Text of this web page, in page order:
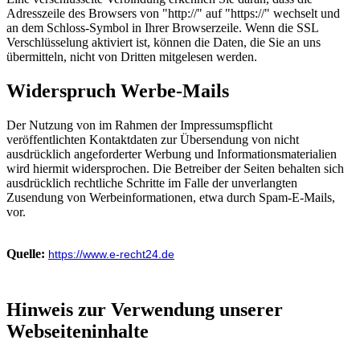
Adresszeile des Browsers von "http://" auf "https://" wechselt und
an dem Schloss-Symbol in Ihrer Browserzeile. Wenn die SSL
Verschlüsselung aktiviert ist, können die Daten, die Sie an uns
übermitteln, nicht von Dritten mitgelesen werden.
Widerspruch Werbe-Mails
Der Nutzung von im Rahmen der Impressumspflicht
veröffentlichten Kontaktdaten zur Übersendung von nicht
ausdrücklich angeforderter Werbung und Informationsmaterialien
wird hiermit widersprochen. Die Betreiber der Seiten behalten sich
ausdrücklich rechtliche Schritte im Falle der unverlangten
Zusendung von Werbeinformationen, etwa durch Spam-E-Mails,
vor.
Quelle: https://www.e-recht24.de
Hinweis zur Verwendung unserer
Webseiteninhalte